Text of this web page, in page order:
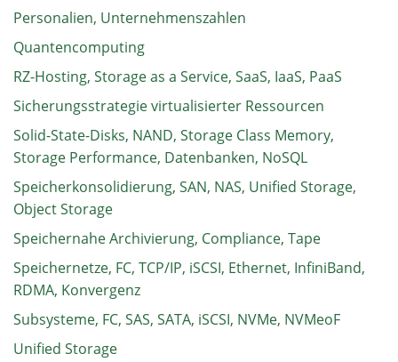
Personalien, Unternehmenszahlen
Quantencomputing
RZ-Hosting, Storage as a Service, SaaS, IaaS, PaaS
Sicherungsstrategie virtualisierter Ressourcen
Solid-State-Disks, NAND, Storage Class Memory,
Storage Performance, Datenbanken, NoSQL
Speicherkonsolidierung, SAN, NAS, Unified Storage,
Object Storage
Speichernahe Archivierung, Compliance, Tape
Speichernetze, FC, TCP/IP, iSCSI, Ethernet, InfiniBand,
RDMA, Konvergenz
Subsysteme, FC, SAS, SATA, iSCSI, NVMe, NVMeoF
Unified Storage